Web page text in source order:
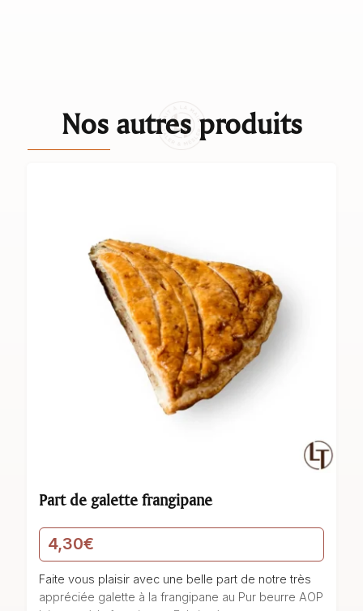
Nos autres produits
Part de galette frangipane
4,30€
Faite vous plaisir avec une belle part de notre très
appréciée galette à la frangipane au Pur beurre AOP